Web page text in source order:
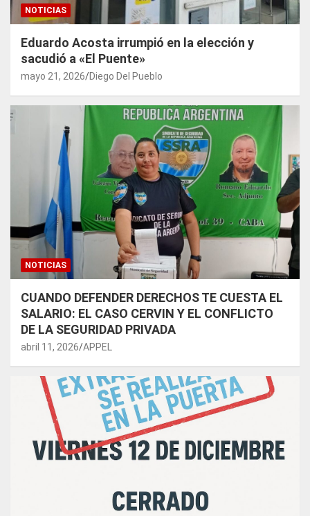
NOTICIAS
Eduardo Acosta irrumpió en la elección y
sacudió a «El Puente»
mayo 21, 2026 Diego Del Pueblo
NOTICIAS
CUANDO DEFENDER DERECHOS TE CUESTA EL
SALARIO: EL CASO CERVIN Y EL CONFLICTO
DE LA SEGURIDAD PRIVADA
abril 11, 2026 APPEL